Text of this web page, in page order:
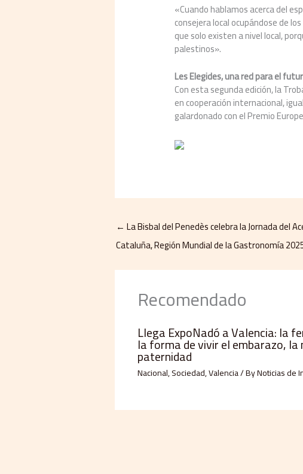
«Cuando hablamos acerca del
consejera local ocupándose de
que solo existen a nivel local,
palestinos».
Les Elegides, una red para el
Con esta segunda edición, la
en cooperación internacional,
galardonado con el Premio
← La Bisbal del Penedès celebra la Jornada del
Cataluña, Región Mundial de la Gastronomía
Recomendado
Llega ExpoNadó a Valencia: la
la forma de vivir el embarazo,
paternidad
Nacional,Sociedad,Valencia/ ByNoticias de